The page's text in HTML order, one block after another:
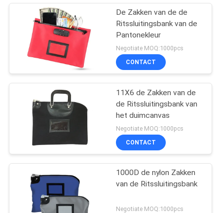
De Zakken van de de
Ritssluitingsbank van de
Pantonekleur
Negotiate MOQ:1000pcs
CONTACT
11X6 de Zakken van de
de Ritssluitingsbank van
het duimcanvas
Negotiate MOQ:1000pcs
CONTACT
1000D de nylon Zakken
van de Ritssluitingsbank
Negotiate MOQ:1000pcs